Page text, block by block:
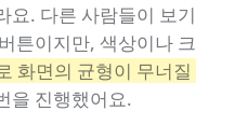
요. 다른 사람들이 보기
튼이지만, 색상이나 크
화면의 균형이 무너질
을 진행했어요.